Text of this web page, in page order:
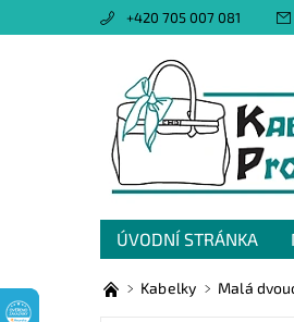
+420 705 007 081
ÚVODNÍ STRÁNKA
OBCHODNÍ PODMÍNKY
Kabelky Malá